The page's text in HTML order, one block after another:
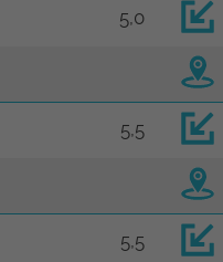
5,0
5,5
5,5